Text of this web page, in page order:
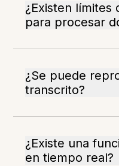
¿Existen límites
para procesar
¿Se puede
transcrito?
¿Existe una
en tiempo real?